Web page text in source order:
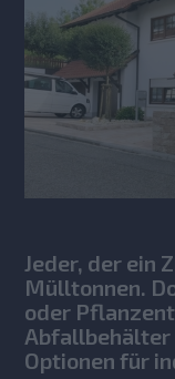
Jeder, der ein
Mülltonnen.
oder
Abfallbehälter
Optionen für